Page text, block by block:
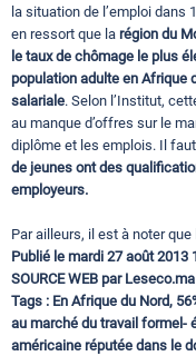
la situation de l’emploi dans
en ressort que la région du
le taux de chômage le plus
population adulte en Afrique
salariale. Selon l’Institut,
au manque d’offres sur le
diplôme et les emplois. Il
de jeunes ont des
employeurs.
Par ailleurs, il est à noter
Publié le mardi 27 août 2013
SOURCE WEB par Leseco.ma
Tags : En Afrique du Nord,
au marché du travail formel-
américaine réputée dans le